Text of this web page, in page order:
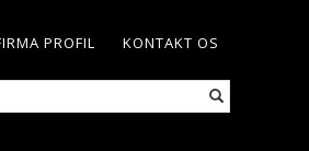
KONTAKT OS
PROFIL